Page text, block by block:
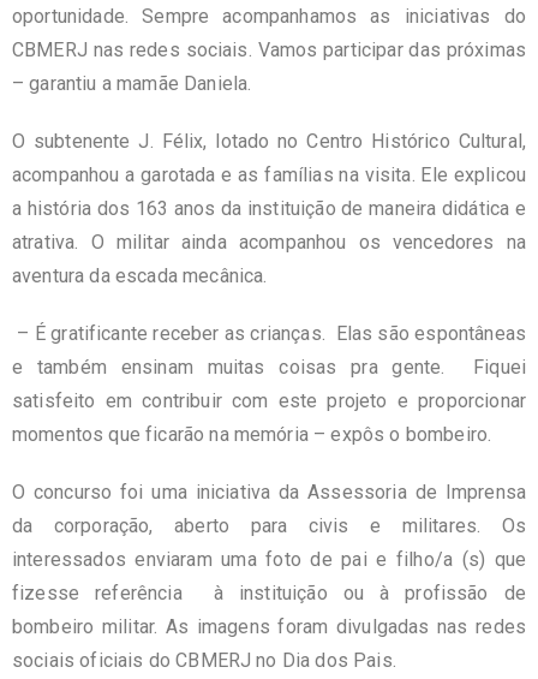
oportunidade. Sempre acompanhamos as iniciativas do
CBMERJ nas redes sociais. Vamos participar das próximas
– garantiu a mamãe Daniela.
O subtenente J. Félix, lotado no Centro Histórico Cultural,
acompanhou a garotada e as famílias na visita. Ele explicou
a história dos 163 anos da instituição de maneira didática e
atrativa. O militar ainda acompanhou os vencedores na
aventura da escada mecânica.
– É gratificante receber as crianças. Elas são espontâneas
e também ensinam muitas coisas pra gente. Fiquei
satisfeito em contribuir com este projeto e proporcionar
momentos que ficarão na memória – expôs o bombeiro.
O concurso foi uma iniciativa da Assessoria de Imprensa
da corporação, aberto para civis e militares. Os
interessados enviaram uma foto de pai e filho/a (s) que
fizesse referência à instituição ou à profissão de
bombeiro militar. As imagens foram divulgadas nas redes
sociais oficiais do CBMERJ no Dia dos Pais.